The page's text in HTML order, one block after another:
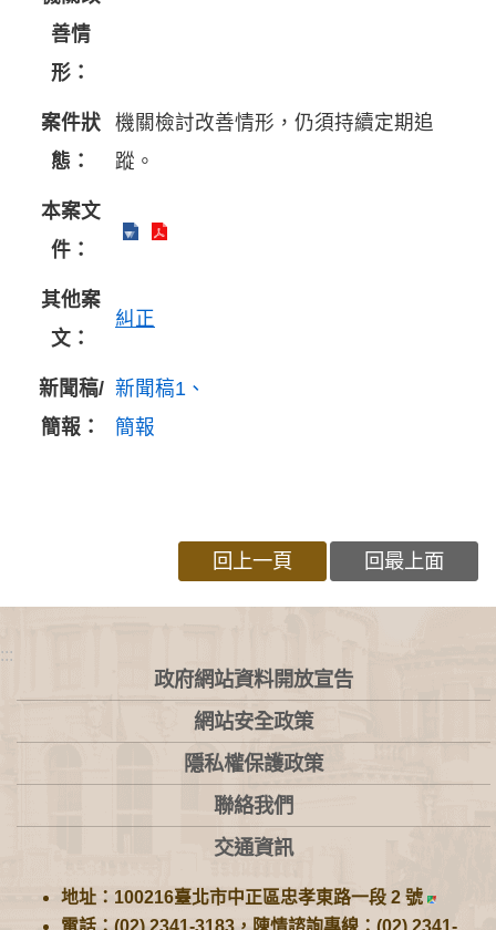
善情
形：
案件狀
態：
機關檢討改善情形，仍須持續定期追
蹤。
本案文
件：
其他案
文：
糾正
新聞稿/
簡報：
新聞稿1
簡報
回上一頁 回最上面
:::
政府網站資料開放宣告
網站安全政策
隱私權保護政策
聯絡我們
交通資訊
地址：100216臺北市中正區忠孝東路一段 2 號